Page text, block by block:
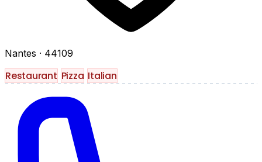
Nantes · 44109
Restaurant Pizza Italian